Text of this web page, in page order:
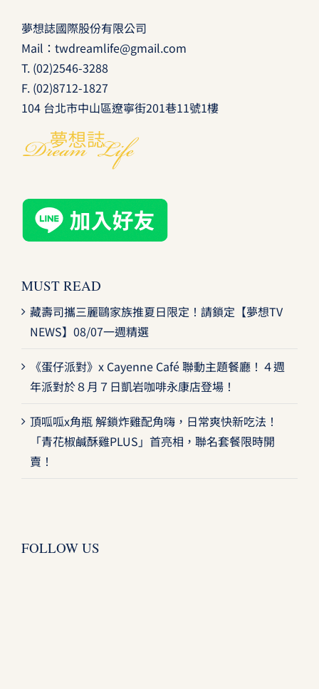
夢想誌國際股份有限公司
Mail： twdreamlife@gmail.com
T. (02)2546-3288
F. (02)8712-1827
104 台北市中山區遼寧街201巷11號1樓
MUST READ
藏壽司攜三麗鷗家族推夏日限定！請鎖定【夢想TV
NEWS】08/07一週精選
《蛋仔派對》x Cayenne Café 聯動主題餐廳！４週
年派對於８月７日凱岩咖啡永康店登場！
頂呱呱x角瓶 解鎖炸雞配角嗨，日常爽快新吃法！
「青花椒鹹酥雞PLUS」首亮相，聯名套餐限時開
賣！
FOLLOW US